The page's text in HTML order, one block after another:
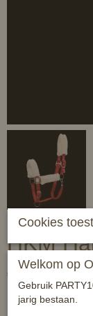
HKM
€ 19,99
Op voorraad
Cookies
Welkom op
Gebruik
jarig bestaan.